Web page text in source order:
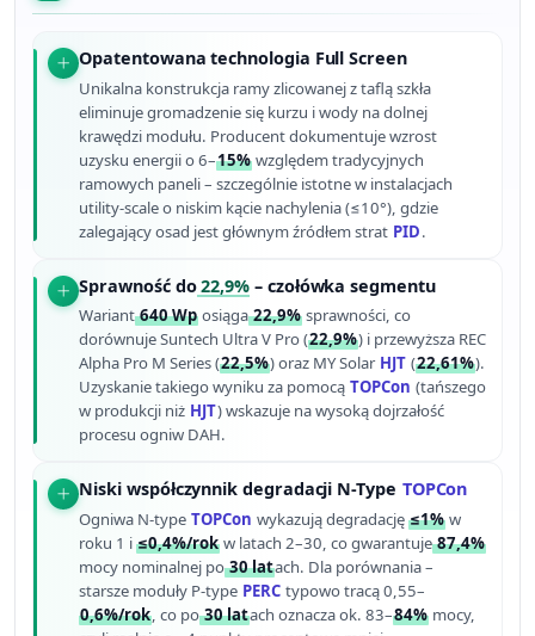
Opatentowana technologia Full Screen
Unikalna konstrukcja ramy zlicowanej z taflą szkła
eliminuje gromadzenie się kurzu i wody na dolnej
krawędzi modułu. Producent dokumentuje wzrost
uzysku energii o 6–15% względem tradycyjnych
ramowych paneli – szczególnie istotne w instalacjach
utility-scale o niskim kącie nachylenia (≤10°), gdzie
zalegający osad jest głównym źródłem strat PID.
Sprawność do22,9% – czołówka segmentu
Wariant640 Wp osiąga22,9% sprawności, co
dorównuje Suntech Ultra V Pro (22,9%) i przewyższa REC
Alpha Pro M Series (22,5%) oraz MY Solar HJT (22,61%).
Uzyskanie takiego wyniku za pomocą TOPCon (tańszego
w produkcji niż HJT) wskazuje na wysoką dojrzałość
procesu ogniw DAH.
Niski współczynnik degradacji N-Type TOPCon
Ogniwa N-type TOPCon wykazują degradację≤1% w
roku 1 i≤0,4%/rok w latach 2–30, co gwarantuje87,4%
mocy nominalnej po30 latach. Dla porównania –
starsze moduły P-type PERC typowo tracą 0,55–
0,6%/rok, co po30 latach oznacza ok. 83–84% mocy,